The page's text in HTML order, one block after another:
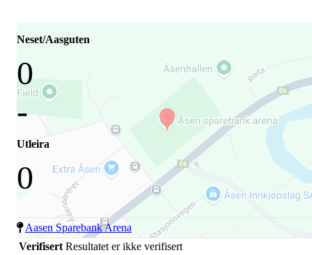
Neset/Aasguten
0
-
Utleira
0
Aasen Sparebank Arena
Verifisert Resultatet er ikke verifisert